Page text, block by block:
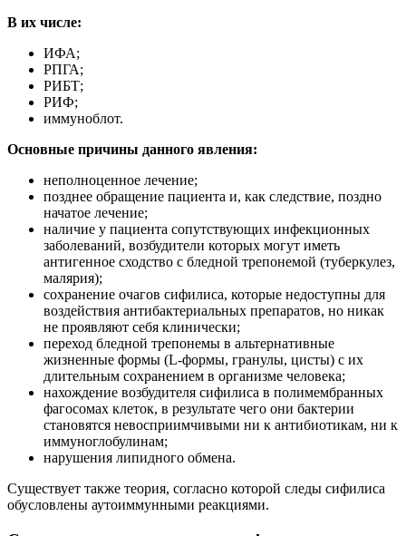
В их числе:
ИФА;
РПГА;
РИБТ;
РИФ;
иммуноблот.
Основные причины данного явления:
неполноценное лечение;
позднее обращение пациента и, как следствие, поздно
начатое лечение;
наличие у пациента сопутствующих инфекционных
заболеваний, возбудители которых могут иметь
антигенное сходство с бледной трепонемой (туберкулез,
малярия);
сохранение очагов сифилиса, которые недоступны для
воздействия антибактериальных препаратов, но никак
не проявляют себя клинически;
переход бледной трепонемы в альтернативные
жизненные формы (L-формы, гранулы, цисты) с их
длительным сохранением в организме человека;
нахождение возбудителя сифилиса в полимембранных
фагосомах клеток, в результате чего они бактерии
становятся невосприимчивыми ни к антибиотикам, ни к
иммуноглобулинам;
нарушения липидного обмена.
Существует также теория, согласно которой следы сифилиса
обусловлены аутоиммунными реакциями.